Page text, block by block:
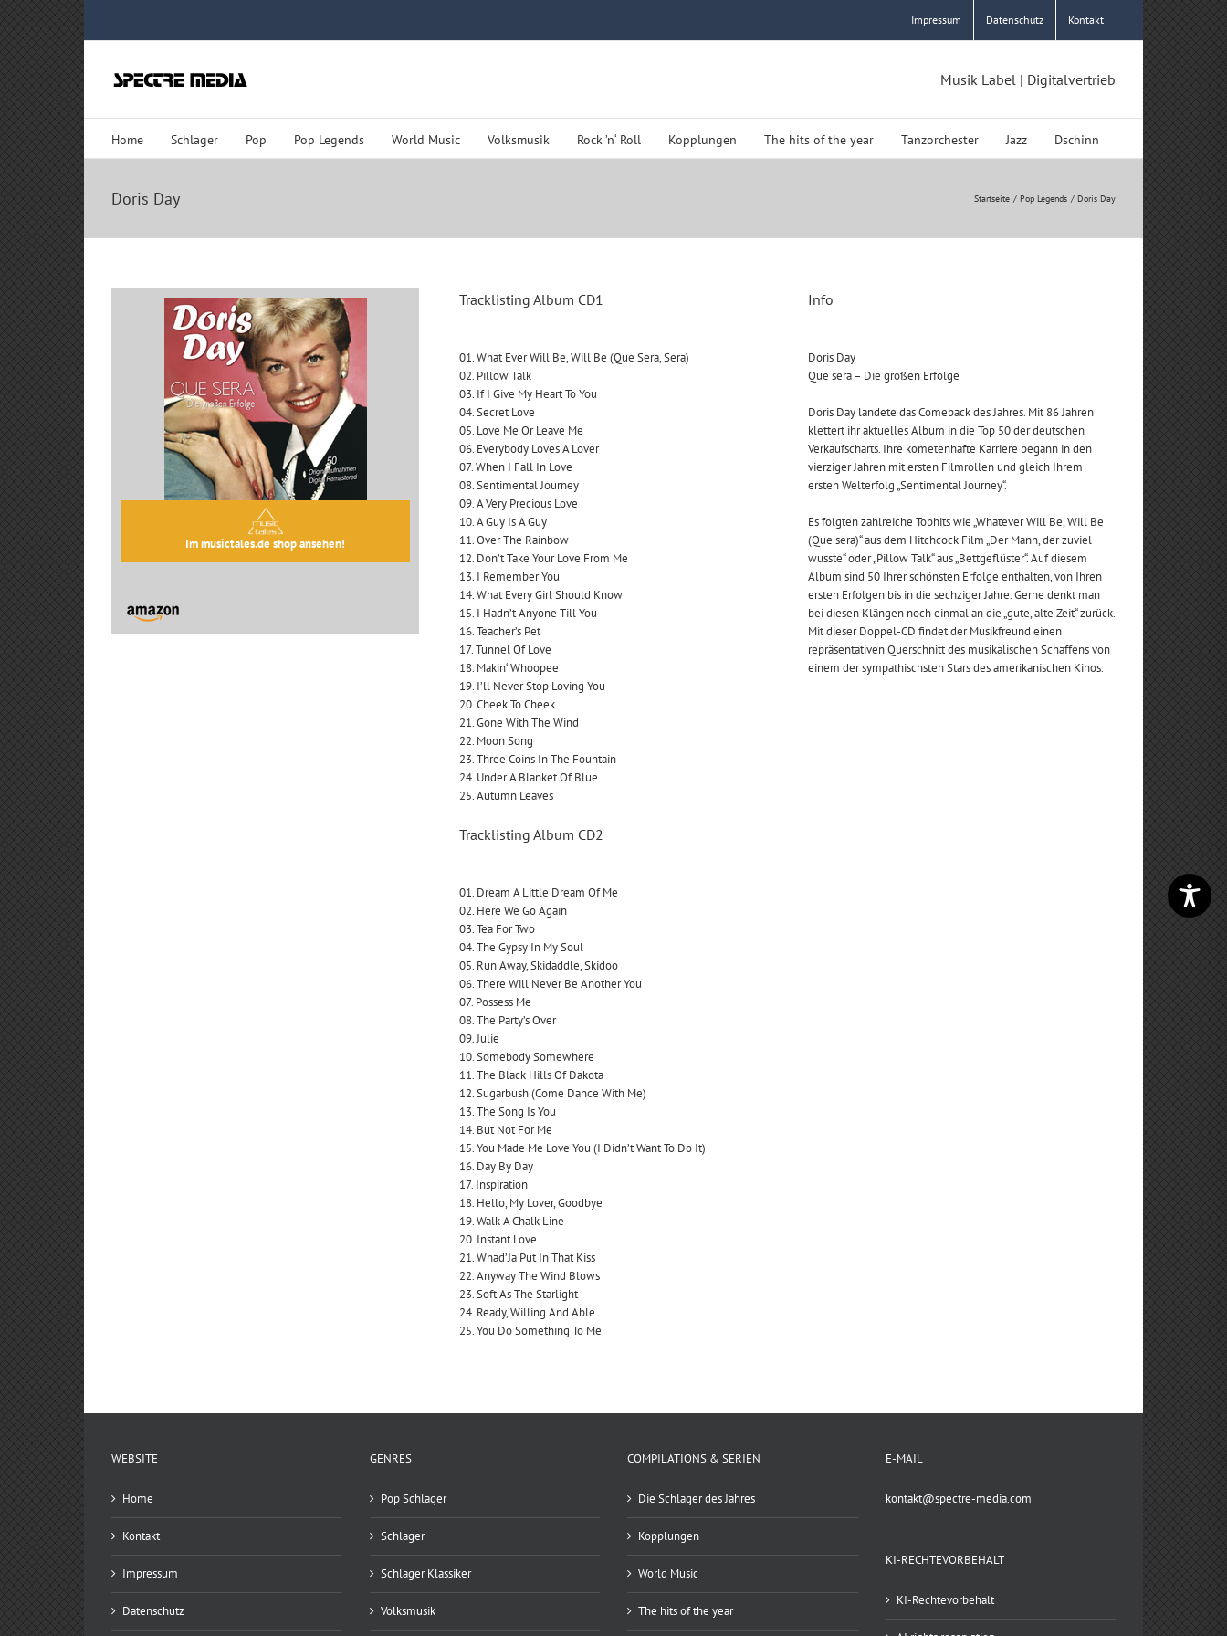
Impressum Datenschutz Kontakt
Musik Label | Digitalvertrieb
Home Schlager Pop Pop Legends World Music Volksmusik Rock ’n‘ Roll Kopplungen The hits of the year Tanzorchester Jazz Dschinn
Doris Day Startseite Pop Legends Doris Day
Im musictales.de shop ansehen!
Tracklisting Album CD1
01. What Ever Will Be, Will Be (Que Sera, Sera)
02. Pillow Talk
03. If I Give My Heart To You
04. Secret Love
05. Love Me Or Leave Me
06. Everybody Loves A Lover
07. When I Fall In Love
08. Sentimental Journey
09. A Very Precious Love
10. A Guy Is A Guy
11. Over The Rainbow
12. Don’t Take Your Love From Me
13. I Remember You
14. What Every Girl Should Know
15. I Hadn’t Anyone Till You
16. Teacher’s Pet
17. Tunnel Of Love
18. Makin‘ Whoopee
19. I’ll Never Stop Loving You
20. Cheek To Cheek
21. Gone With The Wind
22. Moon Song
23. Three Coins In The Fountain
24. Under A Blanket Of Blue
25. Autumn Leaves
Tracklisting Album CD2
01. Dream A Little Dream Of Me
02. Here We Go Again
03. Tea For Two
04. The Gypsy In My Soul
05. Run Away, Skidaddle, Skidoo
06. There Will Never Be Another You
07. Possess Me
08. The Party’s Over
09. Julie
10. Somebody Somewhere
11. The Black Hills Of Dakota
12. Sugarbush (Come Dance With Me)
13. The Song Is You
14. But Not For Me
15. You Made Me Love You (I Didn’t Want To Do It)
16. Day By Day
17. Inspiration
18. Hello, My Lover, Goodbye
19. Walk A Chalk Line
20. Instant Love
21. Whad’Ja Put In That Kiss
22. Anyway The Wind Blows
23. Soft As The Starlight
24. Ready, Willing And Able
25. You Do Something To Me
Info
Doris Day
Que sera – Die großen Erfolge
Doris Day landete das Comeback des Jahres. Mit 86 Jahren
klettert ihr aktuelles Album in die Top 50 der deutschen
Verkaufscharts. Ihre kometenhafte Karriere begann in den
vierziger Jahren mit ersten Filmrollen und gleich Ihrem
ersten Welterfolg „Sentimental Journey“.
Es folgten zahlreiche Tophits wie „Whatever Will Be, Will Be
(Que sera)“ aus dem Hitchcock Film „Der Mann, der zuviel
wusste“ oder „Pillow Talk“ aus „Bettgeflüster“. Auf diesem
Album sind 50 Ihrer schönsten Erfolge enthalten, von Ihren
ersten Erfolgen bis in die sechziger Jahre. Gerne denkt man
bei diesen Klängen noch einmal an die „gute, alte Zeit“ zurück.
Mit dieser Doppel-CD findet der Musikfreund einen
repräsentativen Querschnitt des musikalischen Schaffens von
einem der sympathischsten Stars des amerikanischen Kinos.
WEBSITE
Home
Kontakt
Impressum
Datenschutz
GENRES
Pop Schlager
Schlager
Schlager Klassiker
Volksmusik
COMPILATIONS & SERIEN
Die Schlager des Jahres
Kopplungen
World Music
The hits of the year
E-MAIL
kontakt@spectre-media.com
KI-RECHTEVORBEHALT
KI-Rechtevorbehalt